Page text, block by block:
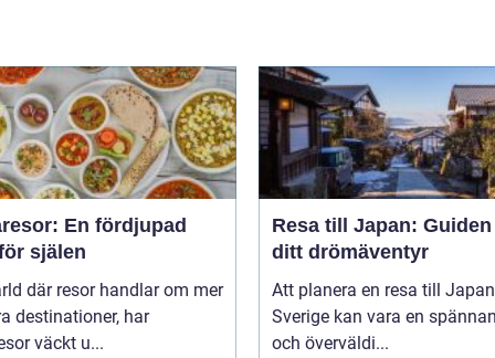
En fördjupad
själen
där resor handlar om mer
destinationer, har
väckt u...
Resa till Japan:
ditt drömäventyr
Att planera en resa till
Sverige kan vara en
och överväldi...